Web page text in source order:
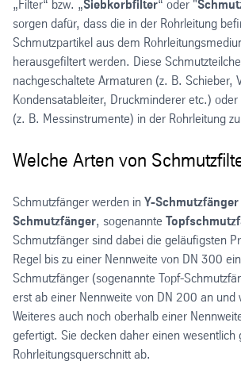
Stahlherstellung (Hütten)
Umwelttechnik
Verfahrenstechnik
Zuckerindustrie / Salzindustrie
„Filter“ bzw. „Siebkorbfilter“ oder "
sorgen dafür, dass die in der Rohrleitung
Schmutzpartikel aus dem
herausgefiltert werden. Diese
nachgeschaltete Armaturen (z. B. Schieber,
Kondensatableiter, Druckminderer etc.)
(z. B. Messinstrumente) in der Rohrleitung
Welche Arten von
Schmutzfänger werden in Y-
Schmutzfänger, sogenannte
Schmutzfänger sind dabei die geläufigsten
Regel bis zu einer Nennweite von DN 300
Schmutzfänger (sogenannte Topf-
erst ab einer Nennweite von DN 200 an und
Weiteres auch noch oberhalb einer
gefertigt. Sie decken daher einen wesentlich
Rohrleitungsquerschnitt ab.